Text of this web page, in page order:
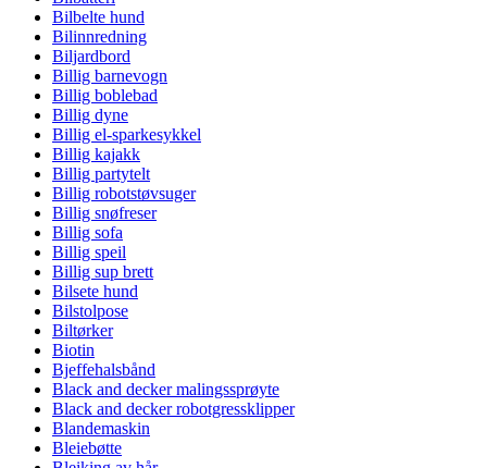
Bilbelte hund
Bilinnredning
Biljardbord
Billig barnevogn
Billig boblebad
Billig dyne
Billig el-sparkesykkel
Billig kajakk
Billig partytelt
Billig robotstøvsuger
Billig snøfreser
Billig sofa
Billig speil
Billig sup brett
Bilsete hund
Bilstolpose
Biltørker
Biotin
Bjeffehalsbånd
Black and decker malingssprøyte
Black and decker robotgressklipper
Blandemaskin
Bleiebøtte